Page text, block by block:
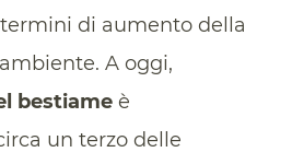
di aumento della
A oggi,
bestiameè
un terzo delle